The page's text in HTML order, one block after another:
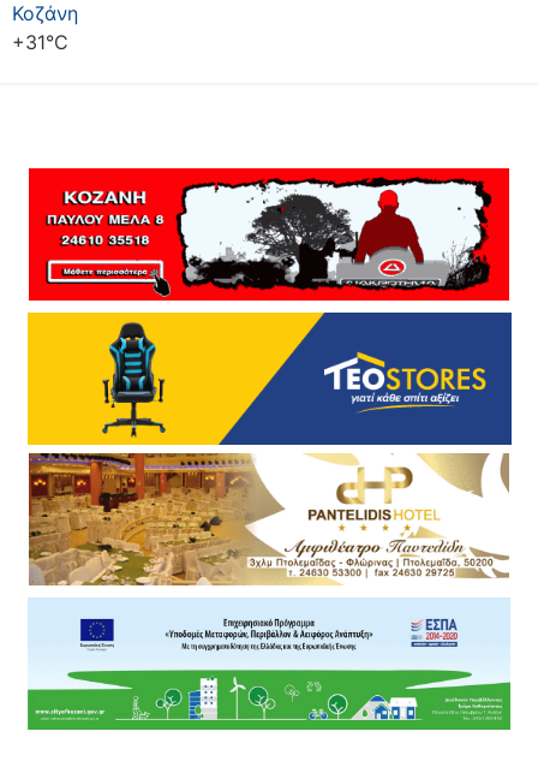
Κοζάνη
+31°C